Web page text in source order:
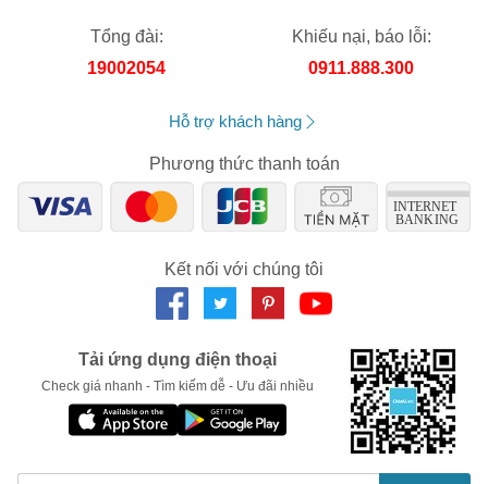
Tổng đài:
19002054
Khiếu nại, báo lỗi:
0911.888.300
Hỗ trợ khách hàng
Phương thức thanh toán
Kết nối với chúng tôi
Tải ứng dụng điện thoại
Check giá nhanh - Tìm kiếm dễ - Ưu đãi nhiều